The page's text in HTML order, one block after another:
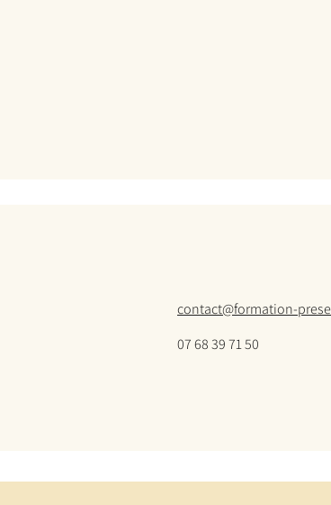
contact@formation-
07 68 39 71 50